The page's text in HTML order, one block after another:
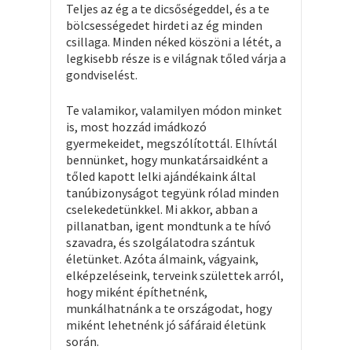
Teljes az ég a te dicsőségeddel, és a te
bölcsességedet hirdeti az ég minden
csillaga. Minden néked köszöni a létét, a
legkisebb része is e világnak tőled várja a
gondviselést.
Te valamikor, valamilyen módon minket
is, most hozzád imádkozó
gyermekeidet, megszólítottál. Elhívtál
bennünket, hogy munkatársaidként a
tőled kapott lelki ajándékaink által
tanúbizonyságot tegyünk rólad minden
cselekedetünkkel. Mi akkor, abban a
pillanatban, igent mondtunk a te hívó
szavadra, és szolgálatodra szántuk
életünket. Azóta álmaink, vágyaink,
elképzeléseink, terveink születtek arról,
hogy miként építhetnénk,
munkálhatnánk a te országodat, hogy
miként lehetnénk jó sáfáraid életünk
során.